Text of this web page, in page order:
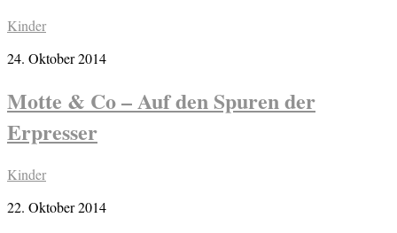
Kinder
24. Oktober 2014
Motte & Co – Auf den Spuren der
Erpresser
Kinder
22. Oktober 2014